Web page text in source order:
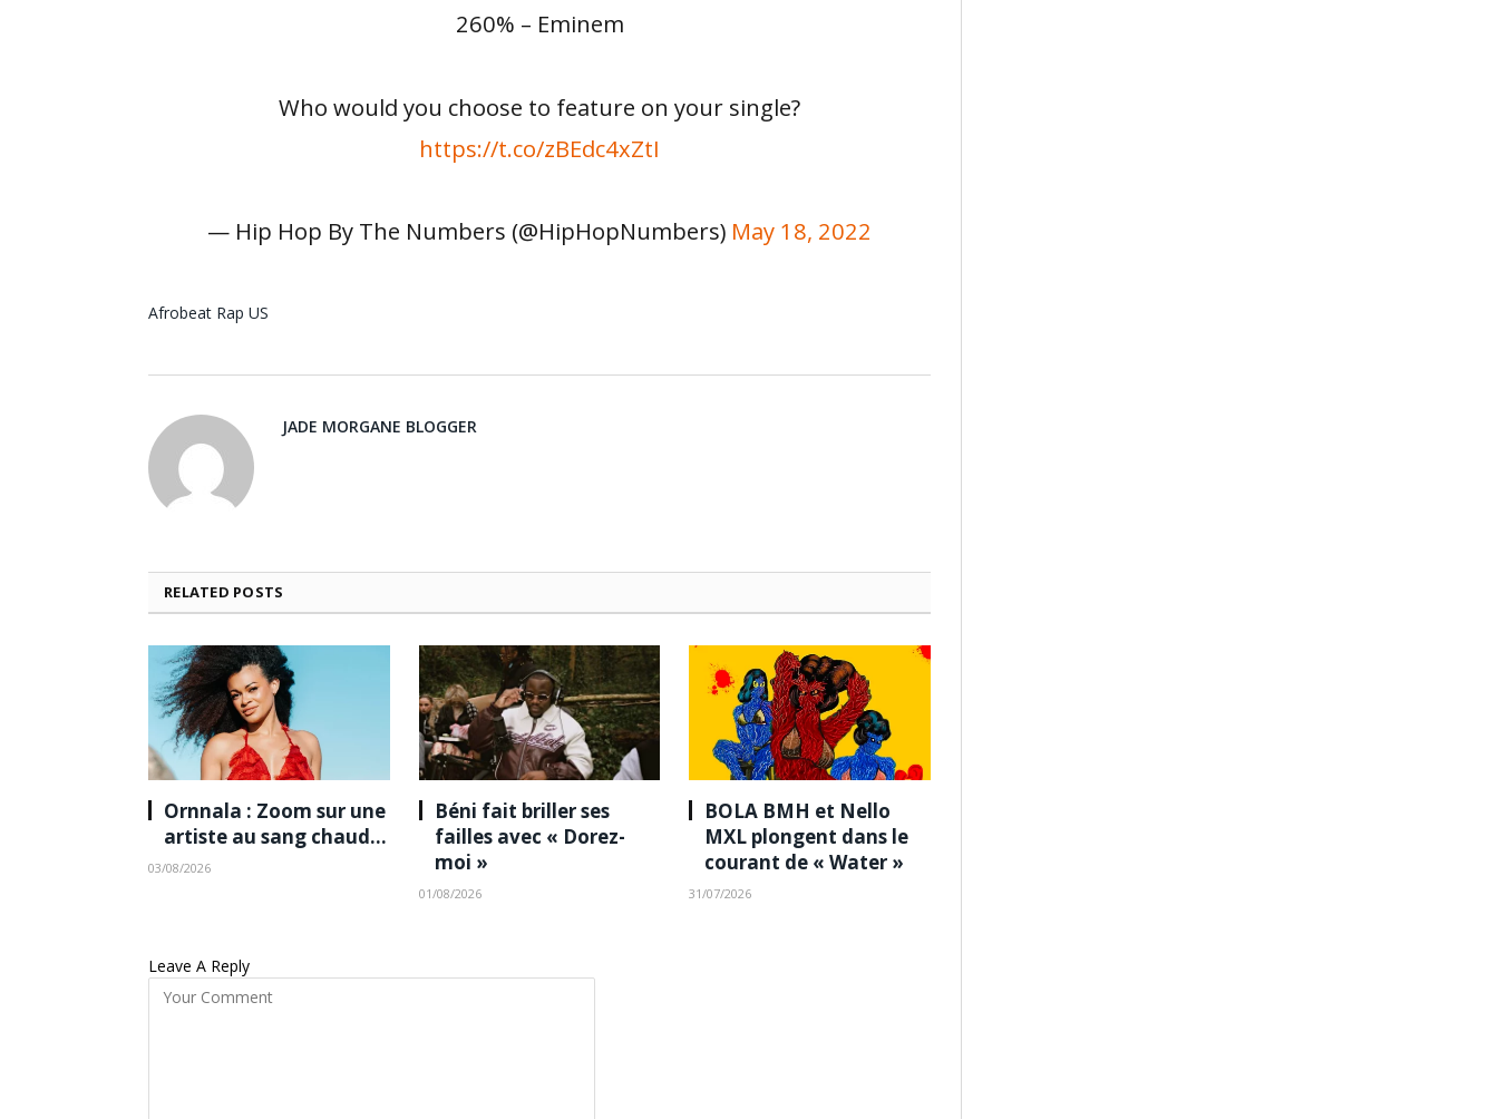
260% – Eminem
Who would you choose to feature on your single?
https://t.co/zBEdc4xZtI
— Hip Hop By The Numbers (@HipHopNumbers) May 18, 2022
Afrobeat Rap US
JADE MORGANE BLOGGER
RELATED POSTS
Ornnala : Zoom sur une
artiste au sang chaud…
03/08/2026
Béni fait briller ses
failles avec « Dorez-
moi »
01/08/2026
BOLA BMH et Nello
MXL plongent dans le
courant de « Water »
31/07/2026
Leave A Reply